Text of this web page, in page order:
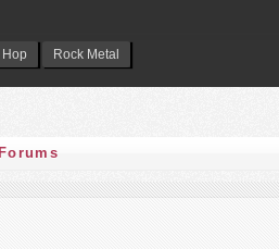
Rock Metal
Forums